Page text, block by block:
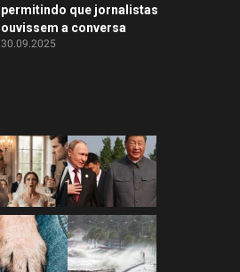
permitindo que jornalistas
ouvissem a conversa
30.09.2025